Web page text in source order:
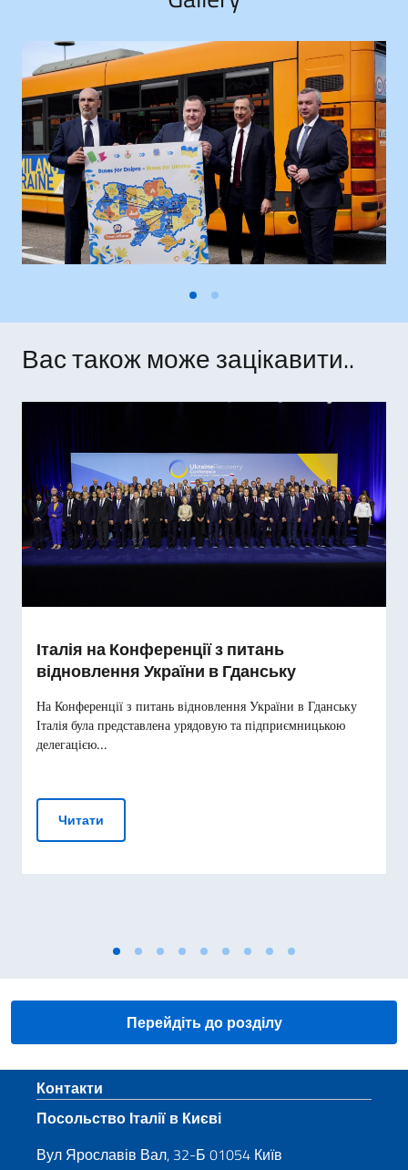
Вас також може зацікавити..
Італія на Конференції з питань
відновлення України в Гданську
На Конференції з питань відновлення України в Гданську
Італія була представлена урядовую та підприємницькою
делегацією...
Читати
Перейдіть до розділу
Sezione footer
Контакти
Посольство Італії в Києві
Вул Ярославів Вал, 32-Б 01054 Київ